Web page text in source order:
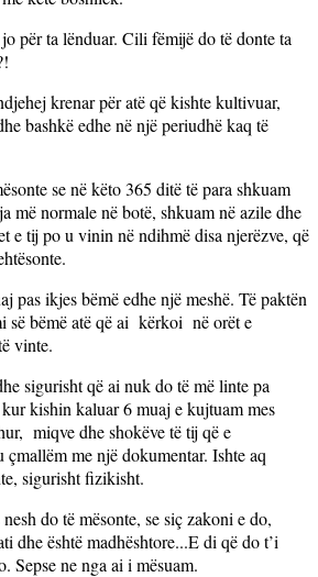
për ta lënduar. Cili fëmijë do të donte ta
krenar për atë që kishte kultivuar,
bashkë edhe në një periudhë kaq të
se në këto 365 ditë të para shkuam
më normale në botë, shkuam në azile dhe
e tij po u vinin në ndihmë disa njerëzve, që
pas ikjes bëmë edhe një meshë. Të paktën
së bëmë atë që ai kërkoi në orët e
vinte.
sigurisht që ai nuk do të më linte pa
kishin kaluar 6 muaj e kujtuam mes
miqve dhe shokëve të tij që e
çmallëm me një dokumentar. Ishte aq
sigurisht fizikisht.
do të mësonte, se siç zakoni e do,
dhe është madhështore...E di që do t’i
Sepse ne nga ai i mësuam.